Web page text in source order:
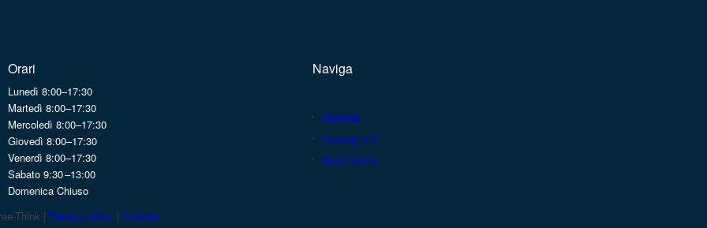
Orari
Lunedì 8:00–17:30
Martedì 8:00–17:30
Mercoledì 8:00–17:30
Giovedì 8:00–17:30
Venerdì 8:00–17:30
Sabato 9:30 –13:00
Domenica Chiuso
Naviga
Azienda
Consilgi utili
Dove siamo
Think | Privacy policy | Cookies